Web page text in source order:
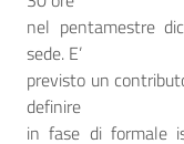
nel pentamestre
sede. E’
previsto un
definire
in fase di formale